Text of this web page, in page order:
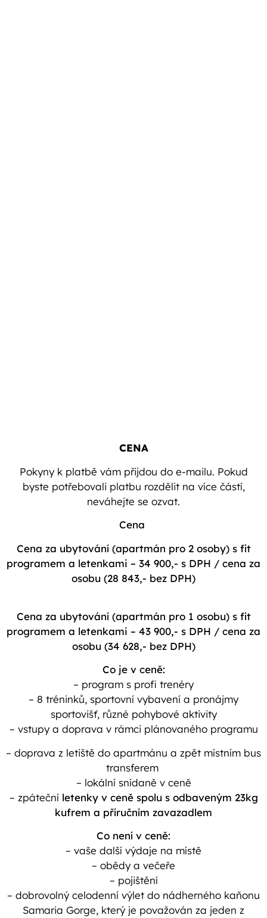
CENA
Pokyny k platbě vám přijdou do e-mailu. Pokud
byste potřebovali platbu rozdělit na více částí,
neváhejte se ozvat.
Cena
Cena za ubytování (apartmán pro 2 osoby) s fit
programem a letenkami – 34 900,- s DPH / cena za
osobu (28 843,- bez DPH)
Cena za ubytování (apartmán pro 1 osobu) s fit
programem a letenkami – 43 900,- s DPH / cena za
osobu (34 628,- bez DPH)
Co je v ceně:
– program s profi trenéry
– 8 tréninků, sportovní vybavení a pronájmy
sportovišť, různé pohybové aktivity
– vstupy a doprava v rámci plánovaného programu
– doprava z letiště do apartmánu a zpět místním bus
transferem
– lokální snídaně v ceně
– zpáteční letenky v ceně spolu s odbaveným 23kg
kufrem a příručním zavazadlem
Co není v ceně:
– vaše další výdaje na místě
– obědy a večeře
– pojištění
– dobrovolný celodenní výlet do nádherného kaňonu
Samaria Gorge, který je považován za jeden z